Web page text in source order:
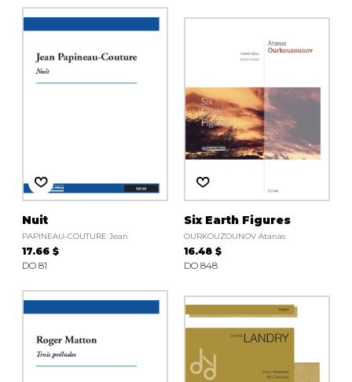
Nuit
PAPINEAU-COUTURE Jean
17.66 $
DO 81
Six Earth Figures
OURKOUZOUNOV Atanas
16.48 $
DO 848